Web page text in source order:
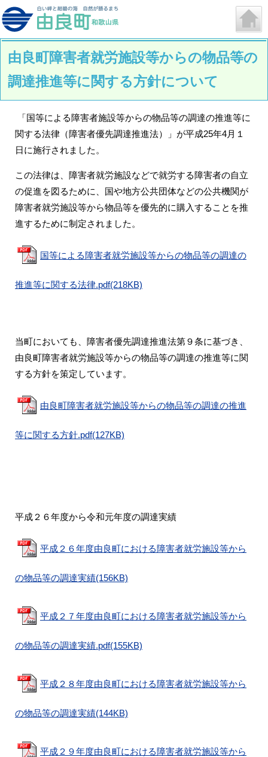
由良町障害者就労施設等からの物品等の
調達推進等に関する方針について
「国等による障害者施設等からの物品等の調達の推進等に
関する法律（障害者優先調達推進法）」が平成25年4月１
日に施行されました。
この法律は、障害者就労施設などで就労する障害者の自立
の促進を図るために、国や地方公共団体などの公共機関が
障害者就労施設等から物品等を優先的に購入することを推
進するために制定されました。
国等による障害者就労施設等からの物品等の調達の
推進等に関する法律.pdf(218KB)
当町においても、障害者優先調達推進法第９条に基づき、
由良町障害者就労施設等からの物品等の調達の推進等に関
する方針を策定しています。
由良町障害者就労施設等からの物品等の調達の推進
等に関する方針.pdf(127KB)
平成２６年度から令和元年度の調達実績
平成２６年度由良町における障害者就労施設等から
の物品等の調達実績(156KB)
平成２７年度由良町における障害者就労施設等から
の物品等の調達実績.pdf(155KB)
平成２８年度由良町における障害者就労施設等から
の物品等の調達実績(144KB)
平成２９年度由良町における障害者就労施設等から